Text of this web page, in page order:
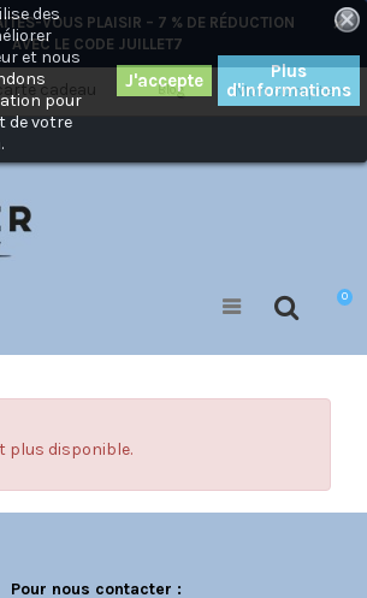
VOUS PLAISIR – 7 % DE RÉDUCTION
AVEC LE CODE JUILLET7
×
Mon compte
Blog
cadeau
0
des
et nous
pour
de votre
Plus
d'informations
plus disponible.
Pour nous contacter :